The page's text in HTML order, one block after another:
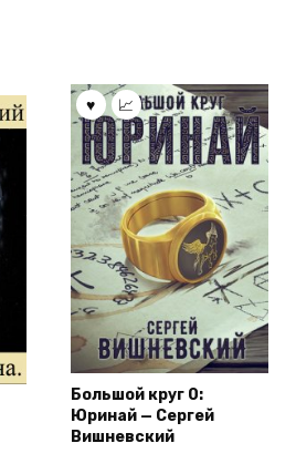
Большой круг 0:
Юринай — Сергей
Вишневский